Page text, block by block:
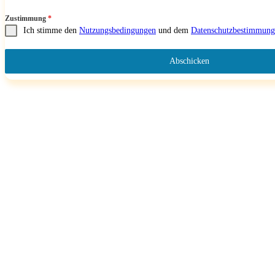
Zustimmung *
Ich stimme den Nutzungsbedingungen und dem
Abschicken